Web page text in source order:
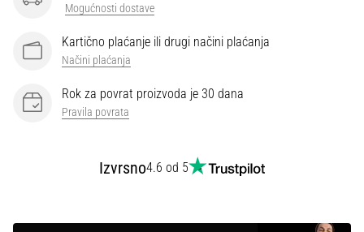
Mogućnosti dostave
Kartično plaćanje ili drugi načini plaćanja
Načini plaćanja
Rok za povrat proizvoda je 30 dana
Pravila povrata
Izvrsno4.6 od 5